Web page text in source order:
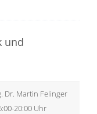
und
Dr. Martin Felinger
20:00 Uhr